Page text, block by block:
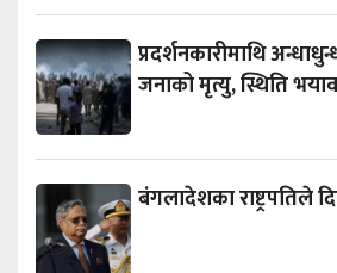
प्रदर्शनकारीमाथि
जनाको मृत्यु, स्थिति
बंगलादेशका राष्ट्रपतिले